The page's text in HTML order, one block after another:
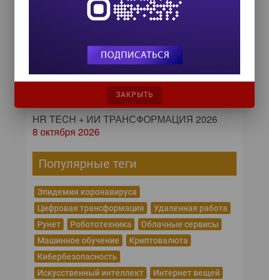
TEAM LEAD TODAY 2026
10 сентября 2026
Форум ProcessTech
18 сентября 2026
Управление данными 2026
HR TECH + ИИ ТРАНСФОРМАЦИЯ 2026
8 октября 2026
Популярные теги
Эпидемия коронавируса
Цифровая трансформация
Удаленная работа
Рунет
Робототехника
Облачные сервисы
Машинное обучение
Криптовалюта
Кибербезопасность
Искусственный интеллект
Интернет вещей
ЗАКРЫТЬ